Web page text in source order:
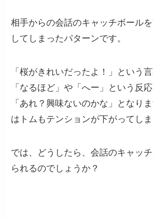
相手からの会話のキャッチボール
してしまったパターンです。
「桜がきれいだったよ！」という
「なるほど」や「へー」という反応
「あれ？興味ないのかな」となり
はトムもテンションが下がってしま
では、どうしたら、会話のキャッ
られるのでしょうか？